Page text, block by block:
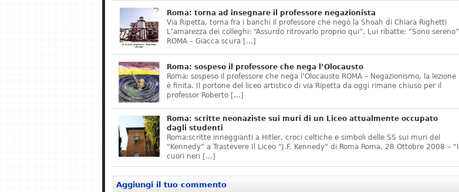
Roma: torna ad insegnare il professore negazionista
Via Ripetta, torna fra i banchi il professore che negò la Shoah di Chiara Righetti
L’amarezza dei colleghi: “Assurdo ritrovarlo proprio qui”. Lui ribatte: “Sono sereno”
ROMA – Giacca scura […]
Roma: sospeso il professore che nega l’Olocausto
Roma: sospeso il professore che nega l’Olocausto ROMA – Negazionismo, la lezione
è finita. Il portone del liceo artistico di via Ripetta da oggi rimane chiuso per il
professor Roberto […]
Roma: scritte neonaziste sui muri di un Liceo attualmente occupato
dagli studenti
Roma:scritte inneggianti a Hitler, croci celtiche e simboli delle SS sui muri del
“Kennedy” a Trastevere Il Liceo “J.F. Kennedy” di Roma Roma, 28 Ottobre 2008 – “I
cuori neri […]
Aggiungi il tuo commento